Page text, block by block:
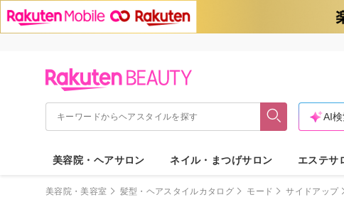
AI
美容院・ヘアサロン ネイル・まつげサロン エステサ
美容院・美容室 髪型・ヘアスタイルカタログ モード サイドアップ